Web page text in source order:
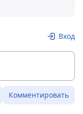
Вход
Комментировать